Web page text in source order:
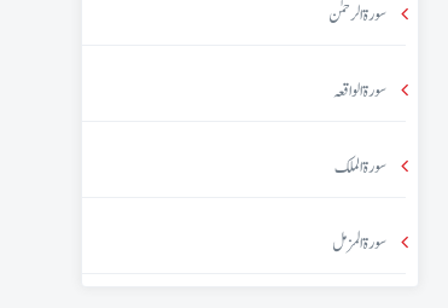
سورۃ الرحمٰن
سورۃ الواقعہ
سورۃ الملک
سورۃ المزمل